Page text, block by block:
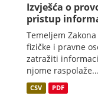
Izvješća o
pristup
Temeljem
fizičke i pravne
zatražiti
njome raspolaže...
CSV PDF